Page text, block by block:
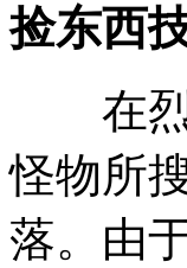
捡东西
在烈
怪物所
落。由